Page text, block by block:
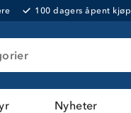
100 dagers åpent kjøp
Nyheter